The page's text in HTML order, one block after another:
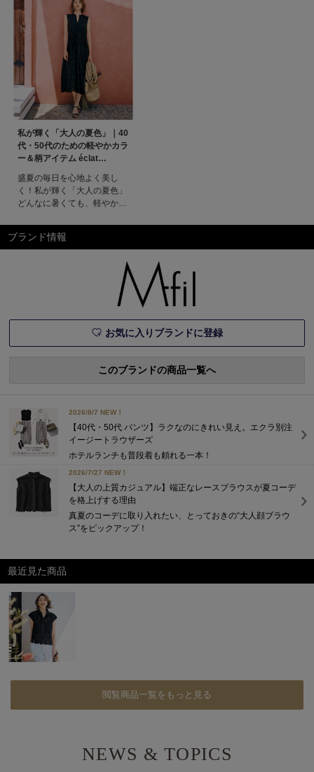
私が輝く「大人の夏色」｜40
代・50代のための軽やかカラ
ー＆柄アイテム éclat
盛夏の毎日を心地よく美し
く！私が輝く「大人の夏色」
どんなに暑くても、軽やかに
な大人がこだわるべきは、夏
にこそ映える色と柄。クール
なカラー、華やかプリントの
三本柱で、自分らしさを輝か
せて。特集ページ掲載一覧エ
クラプレミアム8月号掲載一
ブランド情報
お気に入りブランドに登録
このブランドの商品一覧へ
2026/8/7 NEW！
【40代・50代 パンツ】ラクなのにきれい見え。エクラ別注
イージートラウザーズ
ホテルランチも普段着も頼れる一本！
2026/7/27 NEW！
【大人の上質カジュアル】端正なレースブラウスが夏コーデ
を格上げする理由
真夏のコーデに取り入れたい、とっておきの“大人顔ブラウ
ス”をピックアップ！
最近見た商品
閲覧商品一覧をもっと見る
NEWS & TOPICS